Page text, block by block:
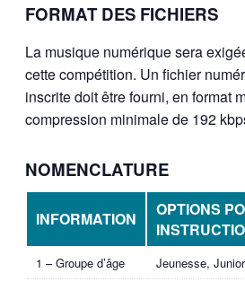
FORMAT DES FICHIERS
La musique numérique sera
cette compétition. Un fichier
inscrite doit être fourni, en format
compression minimale de 192
NOMENCLATURE
INFORMATION
OPTIONS
1 – Groupe d’âge Jeunesse,